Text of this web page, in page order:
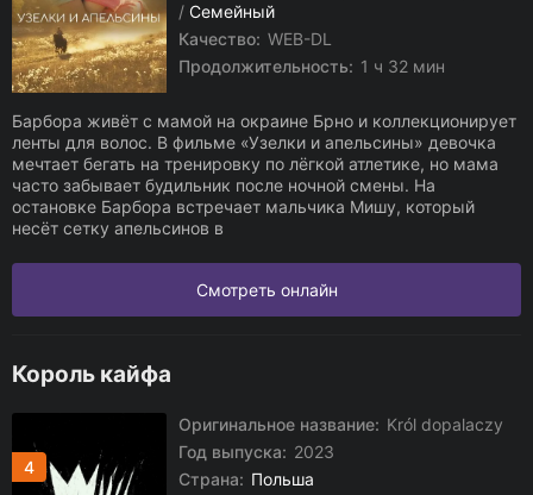
/ Семейный
Качество: WEB-DL
Продолжительность: 1 ч 32 мин
Барбора живёт с мамой на окраине Брно и коллекционирует
ленты для волос. В фильме «Узелки и апельсины» девочка
мечтает бегать на тренировку по лёгкой атлетике, но мама
часто забывает будильник после ночной смены. На
остановке Барбора встречает мальчика Мишу, который
несёт сетку апельсинов в
Смотреть онлайн
Король кайфа
4
Оригинальное название: Król dopalaczy
Год выпуска: 2023
Страна: Польша